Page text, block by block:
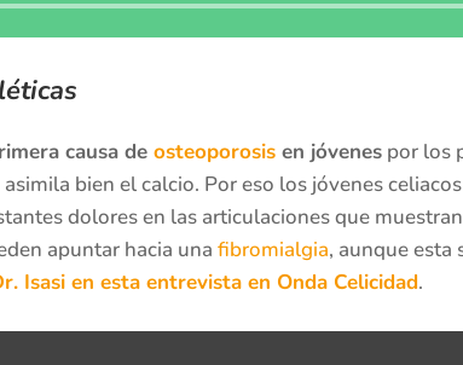
causa de osteoporosis en jóvenes por los
bien el calcio. Por eso los jóvenes
dolores en las articulaciones que
apuntar hacia una fibromialgia, aunque esta
Isasi en esta entrevista en Onda Celicidad.